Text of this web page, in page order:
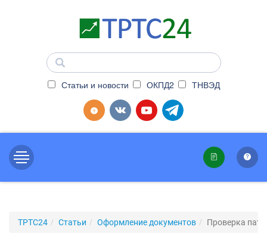
Статьи и новости ОКПД2 ТНВЭД
ТРТС24 Статьи Оформление документов Проверка